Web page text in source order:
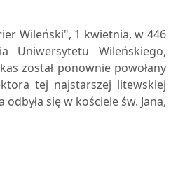
Wileński", 1 kwietnia, w 446
Uniwersytetu Wileńskiego,
został ponownie powołany
tej najstarszej litewskiej
się w kościele św. Jana,